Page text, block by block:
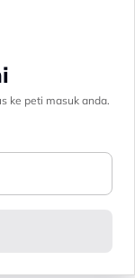
ke peti masuk anda.